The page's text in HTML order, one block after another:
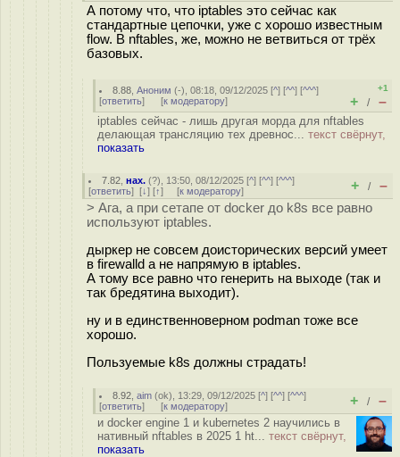
А потому что, что iptables это сейчас как
стандартные цепочки, уже с хорошо известным
flow. В nftables, же, можно не ветвиться от трёх
базовых.
8.88 ,Аноним (-), 08:18, 09/12/2025 [^] [^^] [^^^]
[ответить] [к модератору]
+1
+ / –
iptables сейчас - лишь другая морда для nftables
делающая трансляцию тех древнос... текст свёрнут,
показать
7.82 ,нах. (?), 13:50, 08/12/2025 [^] [^^] [^^^]
[ответить] [↓] [↑] [к модератору] + / –
> Ага, а при сетапе от docker до k8s все равно
используют iptables.
дыркер не совсем доисторических версий умеет
в firewalld а не напрямую в iptables.
А тому все равно что генерить на выходе (так и
так бредятина выходит).
ну и в единственноверном podman тоже все
хорошо.
Пользуемые k8s должны страдать!
8.92 ,aim (ok), 13:29, 09/12/2025 [^] [^^] [^^^]
[ответить] [к модератору] + / –
и docker engine 1 и kubernetes 2 научились в
нативный nftables в 2025 1 ht... текст свёрнут,
показать